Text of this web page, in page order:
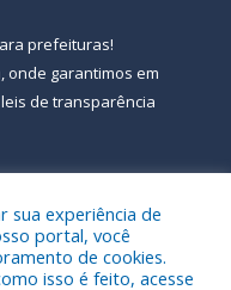
prefeituras!
onde garantimos em
leis de transparência
sua experiência de
portal, você
de cookies.
isso é feito, acesse